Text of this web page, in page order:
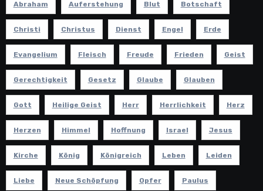
Abraham Auferstehung Blut Botschaft
Christi Christus Dienst Engel Erde
Evangelium Fleisch Freude Frieden Geist
Gerechtigkeit Gesetz Glaube Glauben
Gott Heilige Geist Herr Herrlichkeit Herz
Herzen Himmel Hoffnung Israel Jesus
Kirche König Königreich Leben Leiden
Liebe Neue Schöpfung Opfer Paulus